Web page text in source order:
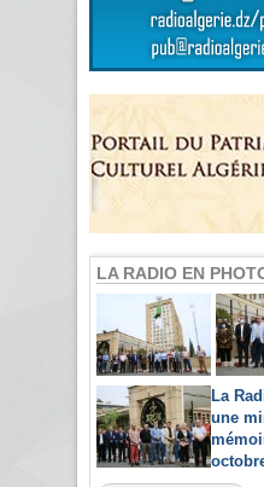
LA RADIO EN
La
une